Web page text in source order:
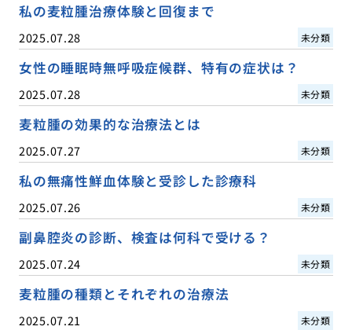
私の麦粒腫治療体験と回復まで
2025.07.28 未分類
女性の睡眠時無呼吸症候群、特有の症状は？
2025.07.28 未分類
麦粒腫の効果的な治療法とは
2025.07.27 未分類
私の無痛性鮮血体験と受診した診療科
2025.07.26 未分類
副鼻腔炎の診断、検査は何科で受ける？
2025.07.24 未分類
麦粒腫の種類とそれぞれの治療法
2025.07.21 未分類